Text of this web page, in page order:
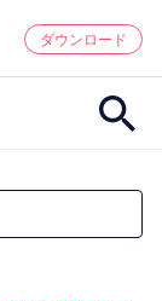
ダウンロード